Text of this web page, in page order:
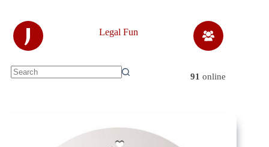
content
J Legal Fun
91 online